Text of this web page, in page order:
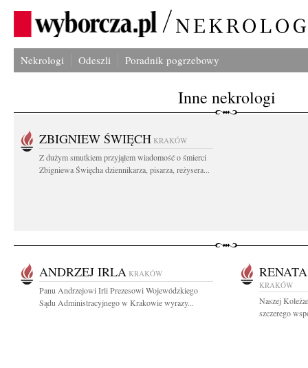
Nekrologi Odeszli Poradnik pogrzebowy
Inne nekrologi
ZBIGNIEW ŚWIĘCH KRAKÓW
Z dużym smutkiem przyjąłem wiadomość o śmierci
Zbigniewa Święcha dziennikarza, pisarza, reżysera...
ANDRZEJ IRLA KRAKÓW
Panu Andrzejowi Irli Prezesowi Wojewódzkiego
Sądu Administracyjnego w Krakowie wyrazy...
KRAKÓW
Naszej
szczerego